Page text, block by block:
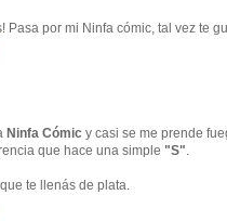
Pasa por mi Ninfa cómic, tal vez te
Ninfa Cómic y casi se me prende
que hace una simple "S".
te llenás de plata.